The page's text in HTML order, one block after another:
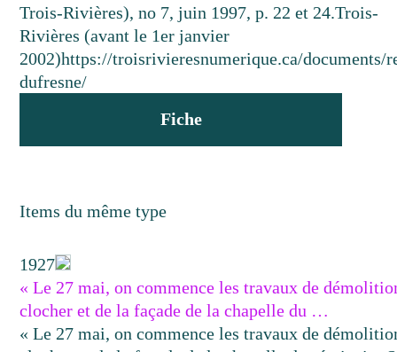
Trois-Rivières), no 7, juin 1997, p. 22 et 24.Trois-
Rivières (avant le 1er janvier
2002)https://troisrivieresnumerique.ca/documents/
dufresne/
Fiche
Items du même type
1927
« Le 27 mai, on commence les travaux de
clocher et de la façade de la chapelle du …
« Le 27 mai, on commence les travaux de